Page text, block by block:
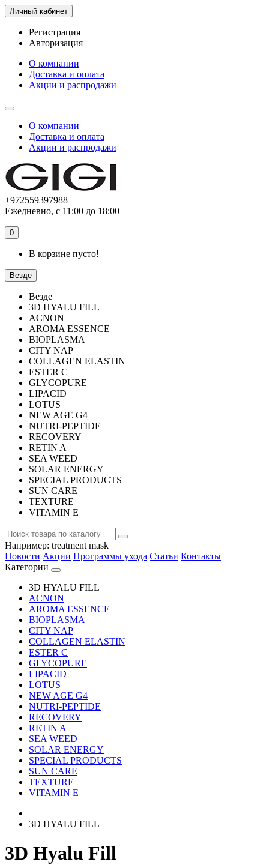
Личный кабинет
Регистрация
Авторизация
О компании
Доставка и оплата
Акции и распродажи
О компании
Доставка и оплата
Акции и распродажи
+972559397988
Ежедневно, с 11:00 до 18:00
0
В корзине пусто!
Везде
Везде
3D HYALU FILL
ACNON
AROMA ESSENCE
BIOPLASMA
CITY NAP
COLLAGEN ELASTIN
ESTER C
GLYCOPURE
LIPACID
LOTUS
NEW AGE G4
NUTRI-PEPTIDE
RECOVERY
RETIN A
SEA WEED
SOLAR ENERGY
SPECIAL PRODUCTS
SUN CARE
TEXTURE
VITAMIN E
Например: treatment mask
Новости Акции Программы ухода Статьи Контакты
Категории
3D HYALU FILL
ACNON
AROMA ESSENCE
BIOPLASMA
CITY NAP
COLLAGEN ELASTIN
ESTER C
GLYCOPURE
LIPACID
LOTUS
NEW AGE G4
NUTRI-PEPTIDE
RECOVERY
RETIN A
SEA WEED
SOLAR ENERGY
SPECIAL PRODUCTS
SUN CARE
TEXTURE
VITAMIN E
3D HYALU FILL
3D Hyalu Fill